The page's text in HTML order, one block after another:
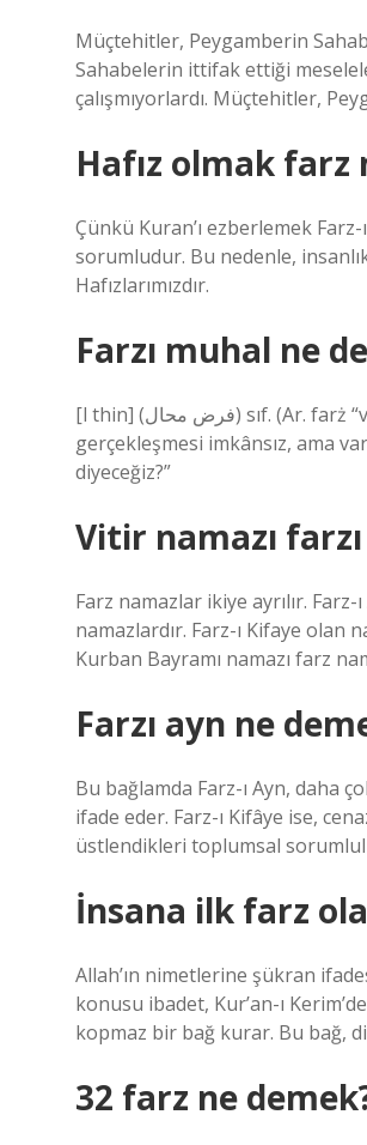
Müçtehitler, Peygamberin
Sahabelerin ittifak ettiği
çalışmıyorlardı. Müçtehitler,
Hafız olmak farz
Çünkü Kuran’ı ezberlemek
sorumludur. Bu nedenle,
Hafızlarımızdır.
Farzı muhal ne
[l thin] (ﻓﺮﺽ ﻣﺤﺎﻝ) sıf. (Ar. farż “varsaymak, varsaymamak” ve muḥāl “imkansız” farż-ı muḥāl ile) Bunun
gerçekleşmesi imkânsız, ama
diyeceğiz?”
Vitir namazı
Farz namazlar ikiye ayrılır.
namazlardır. Farz-ı Kifaye olan
Kurban Bayramı namazı farz
Farzı ayn ne
Bu bağlamda Farz-ı Ayn, daha
ifade eder. Farz-ı Kifâye ise,
üstlendikleri toplumsal
İnsana ilk farz
Allah’ın nimetlerine şükran
konusu ibadet, Kur’an-ı
kopmaz bir bağ kurar. Bu bağ,
32 farz ne